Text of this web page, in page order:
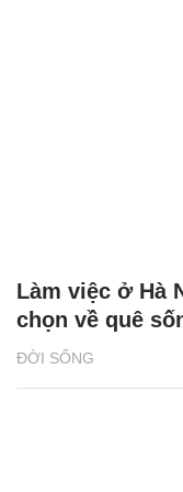
ĐỜI SỐNG
Làm việc ở Hà
chọn về quê